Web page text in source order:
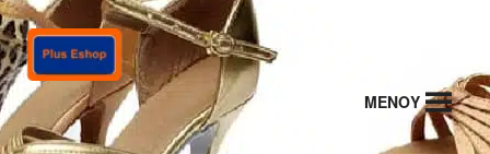
Απευθείας
μετάβαση
στην
πλοήγηση
Μετάβαση
σε
περιεχόμενο
MENΟΥ